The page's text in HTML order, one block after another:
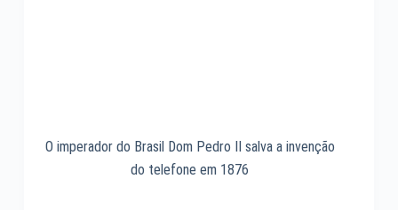
O imperador do Brasil Dom Pedro II salva a invenção
do telefone em 1876